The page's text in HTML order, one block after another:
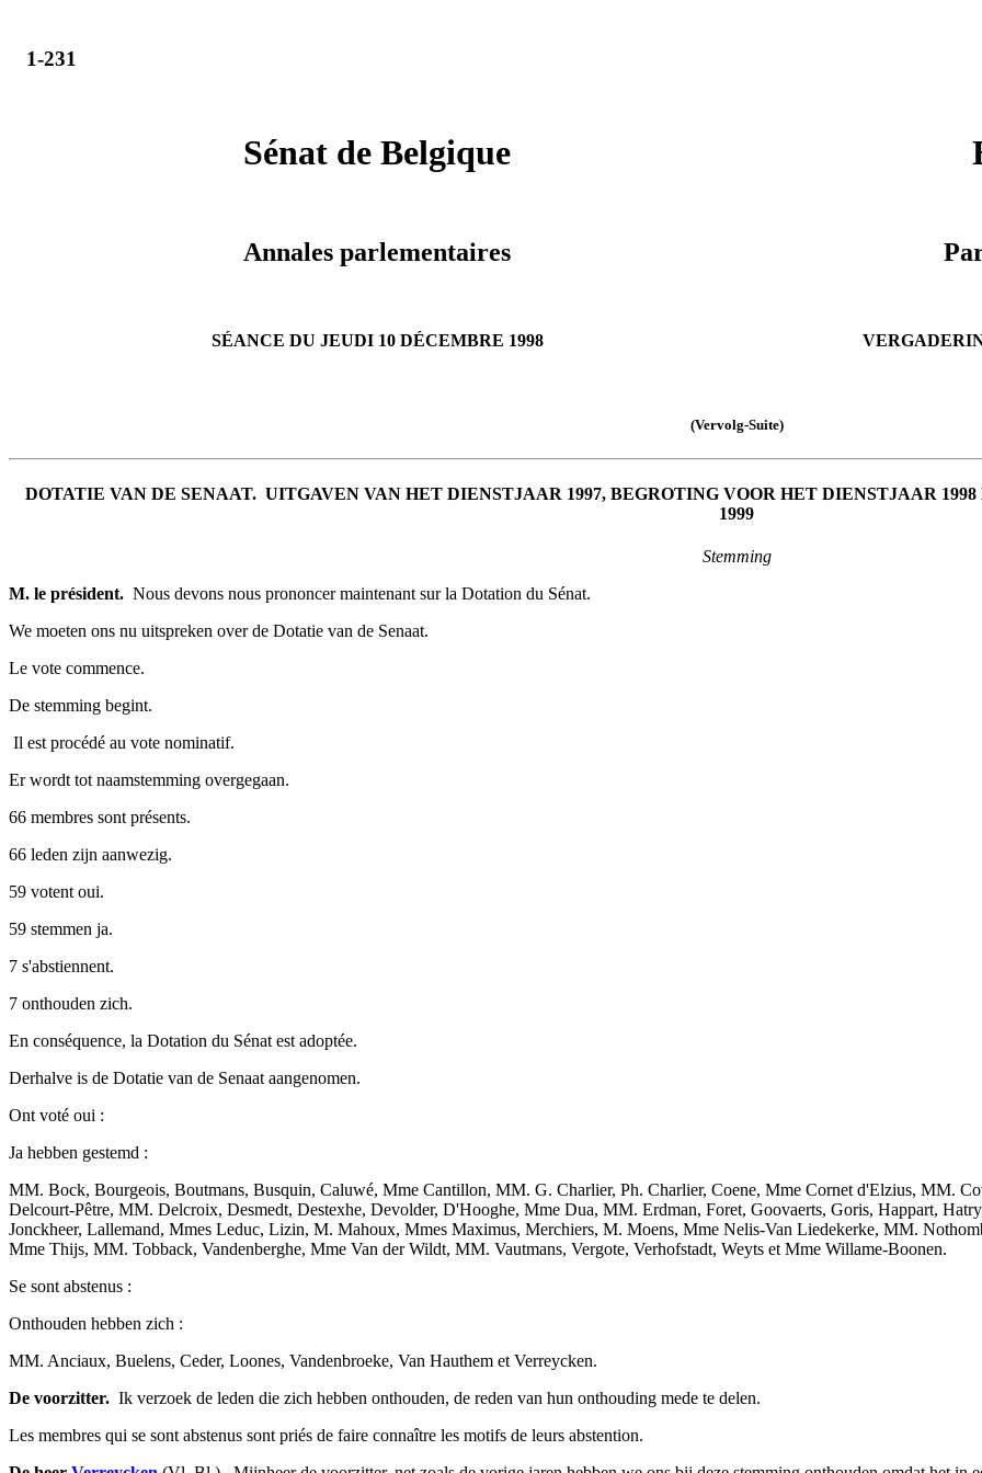
1-231
Sénat de Belgique
Annales parlementaires
SÉANCE DU JEUDI 10 DÉCEMBRE 1998
(Vervolg-Suite)
DOTATIE VAN DE SENAAT. ­ UITGAVEN VAN HET DIENSTJAAR 1997, BEGROTING VOOR HET DIENSTJAAR
1999
Stemming
M. le président. ­ Nous devons nous prononcer maintenant sur la Dotation du Sénat.
We moeten ons nu uitspreken over de Dotatie van de Senaat.
Le vote commence.
De stemming begint.
­ Il est procédé au vote nominatif.
Er wordt tot naamstemming overgegaan.
66 membres sont présents.
66 leden zijn aanwezig.
59 votent oui.
59 stemmen ja.
7 s'abstiennent.
7 onthouden zich.
En conséquence, la Dotation du Sénat est adoptée.
Derhalve is de Dotatie van de Senaat aangenomen.
Ont voté oui :
Ja hebben gestemd :
MM. Bock, Bourgeois, Boutmans, Busquin, Caluwé, Mme Cantillon, MM. G. Charlier, Ph. Charlier, Coene, Mme Cornet d'Elzius, MM.
Delcourt-Pêtre, MM. Delcroix, Desmedt, Destexhe, Devolder, D'Hooghe, Mme Dua, MM. Erdman, Foret, Goovaerts, Goris, Happart,
Jonckheer, Lallemand, Mmes Leduc, Lizin, M. Mahoux, Mmes Maximus, Merchiers, M. Moens, Mme Nelis-Van Liedekerke, MM.
Mme Thijs, MM. Tobback, Vandenberghe, Mme Van der Wildt, MM. Vautmans, Vergote, Verhofstadt, Weyts et Mme Willame-Boonen.
Se sont abstenus :
Onthouden hebben zich :
MM. Anciaux, Buelens, Ceder, Loones, Vandenbroeke, Van Hauthem et Verreycken.
De voorzitter. ­ Ik verzoek de leden die zich hebben onthouden, de reden van hun onthouding mede te delen.
Les membres qui se sont abstenus sont priés de faire connaître les motifs de leurs abstention.